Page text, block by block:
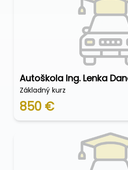
Autoškola Ing. Lenka
Základný kurz
850 €